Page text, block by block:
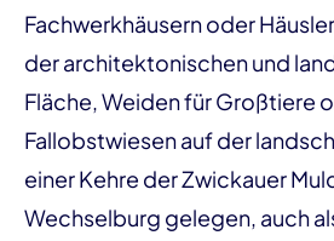
Fachwerkhäusern oder
der architektonischen und
Fläche, Weiden für Großtiere
Fallobstwiesen auf der
einer Kehre der Zwickauer
Wechselburg gelegen, auch